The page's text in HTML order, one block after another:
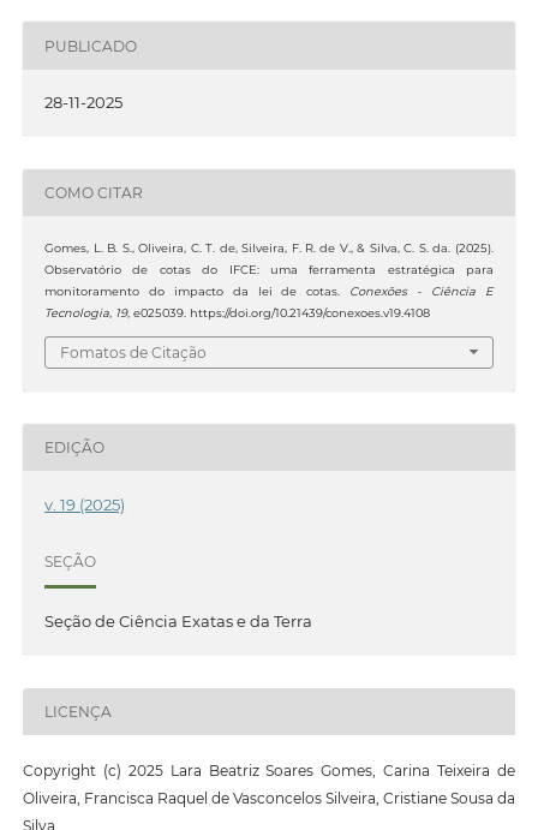
PUBLICADO
28-11-2025
COMO CITAR
Gomes, L. B. S., Oliveira, C. T. de, Silveira, F. R. de V., & Silva, C. S. da. (2025).
Observatório de cotas do IFCE: uma ferramenta estratégica para
monitoramento do impacto da lei de cotas. Conexões - Ciência E
Tecnologia, 19, e025039. https://doi.org/10.21439/conexoes.v19.4108
Fomatos de Citação
EDIÇÃO
v. 19 (2025)
SEÇÃO
Seção de Ciência Exatas e da Terra
LICENÇA
Copyright (c) 2025 Lara Beatriz Soares Gomes, Carina Teixeira de
Oliveira, Francisca Raquel de Vasconcelos Silveira, Cristiane Sousa da
Silva